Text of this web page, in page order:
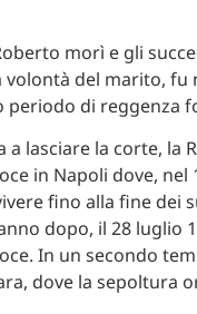
morì e gli
volontà del marito,
periodo di reggenza
a lasciare la corte, la
in Napoli dove,
fino alla fine dei
dopo, il 28
In un secondo
dove la sepoltura